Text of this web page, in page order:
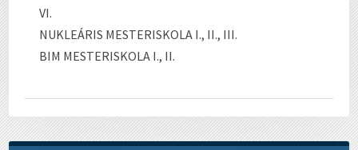
VI.
NUKLEÁRIS MESTERISKOLA I., II., III.
BIM MESTERISKOLA I., II.